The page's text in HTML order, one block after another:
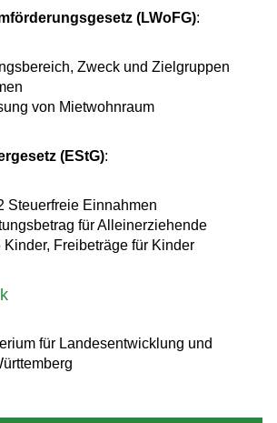
(LWoFG):
Zweck und Zielgruppen
von Mietwohnraum
(EStG):
Steuerfreie Einnahmen
für Alleinerziehende
Kinder, Freibeträge für Kinder
für Landesentwicklung und